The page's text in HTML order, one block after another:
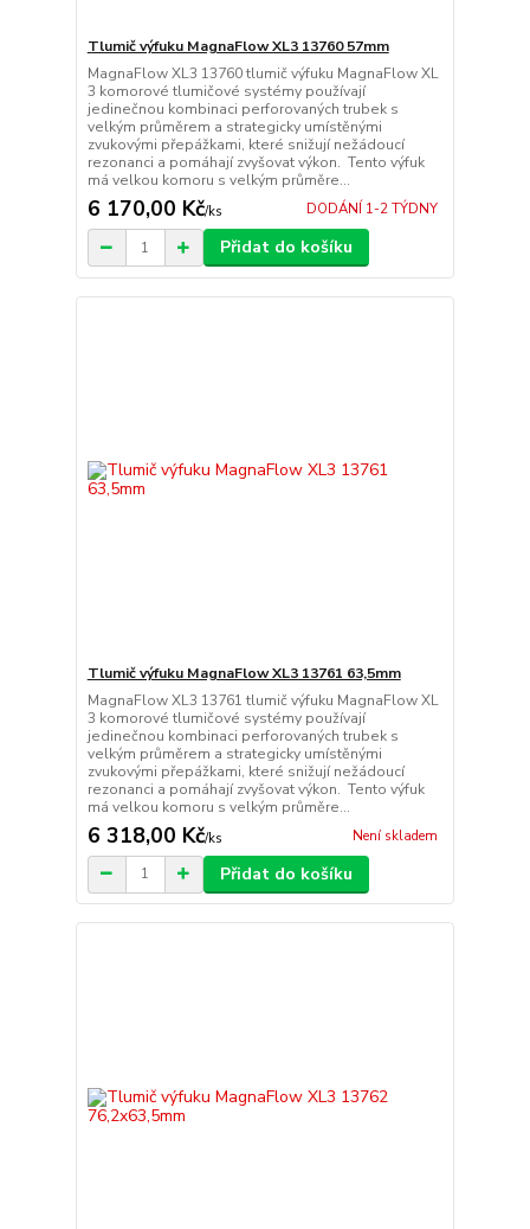
Tlumič výfuku MagnaFlow XL3 13760 57mm
MagnaFlow XL3 13760 tlumič výfuku MagnaFlow XL
3 komorové tlumičové systémy používají
jedinečnou kombinaci perforovaných trubek s
velkým průměrem a strategicky umístěnými
zvukovými přepážkami, které snižují nežádoucí
rezonanci a pomáhají zvyšovat výkon. Tento výfuk
má velkou komoru s velkým průměre...
6 170,00 Kč/ks DODÁNÍ 1-2 TÝDNY
Přidat do košíku
Tlumič výfuku MagnaFlow XL3 13761 63,5mm
MagnaFlow XL3 13761 tlumič výfuku MagnaFlow XL
3 komorové tlumičové systémy používají
jedinečnou kombinaci perforovaných trubek s
velkým průměrem a strategicky umístěnými
zvukovými přepážkami, které snižují nežádoucí
rezonanci a pomáhají zvyšovat výkon. Tento výfuk
má velkou komoru s velkým průměre...
6 318,00 Kč/ks Není skladem
Přidat do košíku